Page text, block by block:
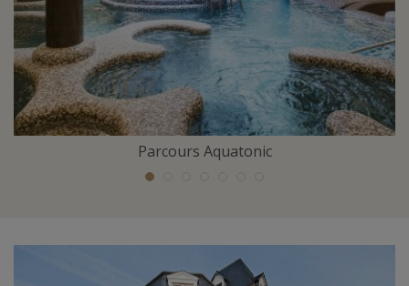
Parcours Aquatonic